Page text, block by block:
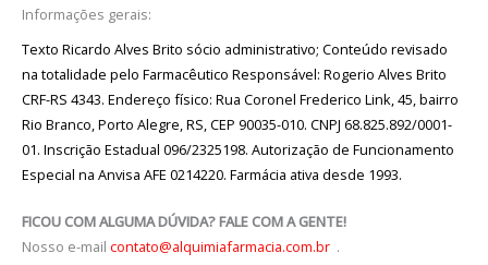
Informações gerais:
Texto Ricardo Alves Brito sócio administrativo; Conteúdo revisado
na totalidade pelo Farmacêutico Responsável: Rogerio Alves Brito
CRF-RS 4343. Endereço físico: Rua Coronel Frederico Link, 45, bairro
Rio Branco, Porto Alegre, RS, CEP 90035-010. CNPJ 68.825.892/0001-
01. Inscrição Estadual 096/2325198. Autorização de Funcionamento
Especial na Anvisa AFE 0214220. Farmácia ativa desde 1993.
FICOU COM ALGUMA DÚVIDA? FALE COM A GENTE!
Nosso e-mail contato@alquimiafarmacia.com.br.